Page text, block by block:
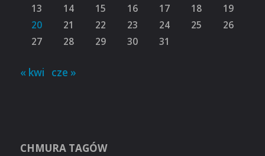
13
14 15 16 17 18
19
20
21 22 23 24 25
26
27
28 29 30 31
« kwi cze »
CHMURA TAGÓW